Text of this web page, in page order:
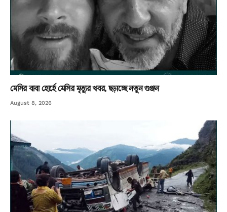
মেসির বাবা হোর্হে মেসির মৃত্যুর খবর, ছড়াচ্ছে নতুন গুঞ্জন
August 8, 2026